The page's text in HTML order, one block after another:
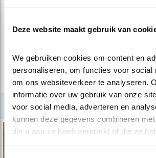
Deze website maakt gebruik van
We gebruiken cookies om content en
personaliseren, om functies voor social
om ons websiteverkeer te analyseren.
informatie over uw gebruik van onze
voor social media, adverteren en
kunnen deze gegevens combineren
die u aan ze heeft verstrekt of die ze
07.10.22Snapt u hoe het exact zit met
lees meer